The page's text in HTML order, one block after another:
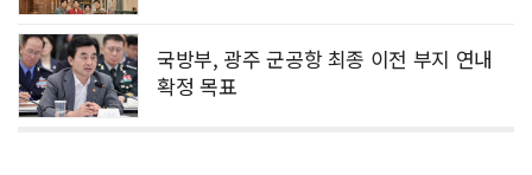
국방부, 광주 군공항 최종 이전 부지 연내
확정 목표